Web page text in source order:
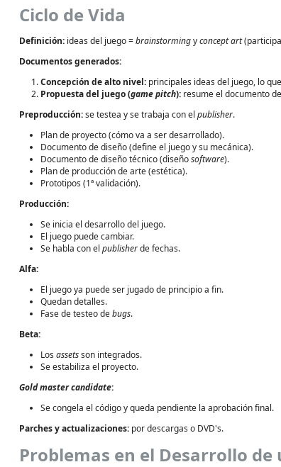
Ciclo de Vida
Definición: ideas del juego =brainstormingyconcept art
Documentos generados:
Concepción de alto nivel: principales ideas del juego, lo
Propuesta del juego (game pitch): resume el documento
Preproducción:se testea y se trabaja con el publisher.
Plan de proyecto (cómo va a ser desarrollado).
Documento de diseño (define el juego y su mecánica).
Documento de diseño técnico (diseñosoftware).
Plan de producción de arte (estética).
Prototipos (1ª validación).
Producción:
Se inicia el desarrollo del juego.
El juego puede cambiar.
Se habla con el publisherde fechas.
Alfa:
El juego ya puede ser jugado de principio a fin.
Quedan detalles.
Fase de testeo debugs.
Beta:
Los assetsson integrados.
Se estabiliza el proyecto.
Gold master candidate:
Se congela el código y queda pendiente la aprobación final.
Parches y actualizaciones: por descargas o DVD's.
Problemas en el Desarrollo de